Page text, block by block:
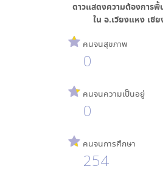
ดาวแสดงความต้องการพื้
ใน อ.เวียงแหง เชีย
คนจนสุขภาพ
0
คนจนความเป็นอยู่
0
คนจนการศึกษา
254